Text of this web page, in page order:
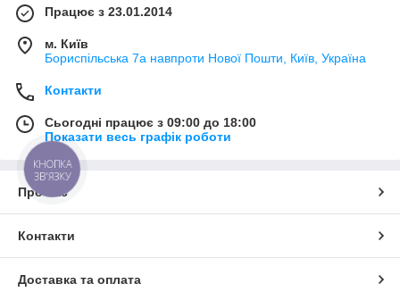
Працює з 23.01.2014
м. Київ
Бориспільська 7а навпроти Нової Пошти, Київ, Україна
Контакти
Сьогодні працює з 09:00 до 18:00
Показати весь графік роботи
Про нас
Контакти
Доставка та оплата
КНОПКА
ЗВ'ЯЗКУ